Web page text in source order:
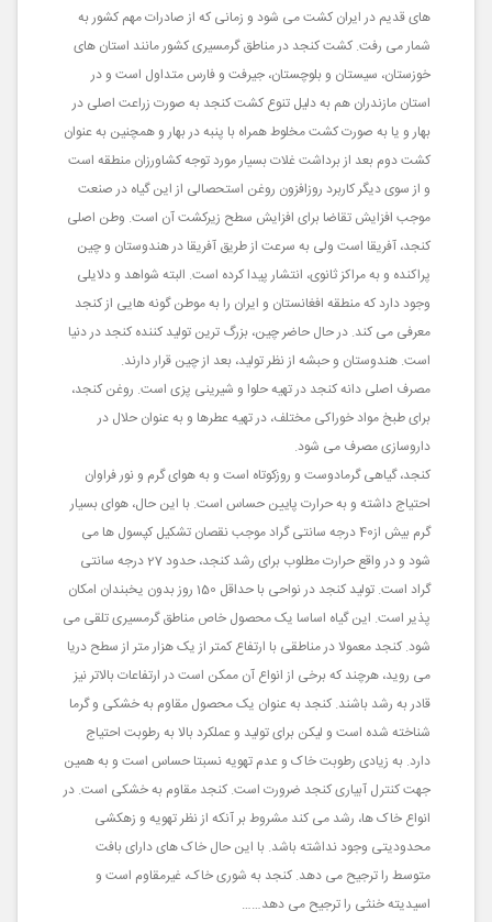
های قدیم در ایران کشت می شود و زمانی که از صادرات مهم کشور به
شمار می رفت. کشت کنجد در مناطق گرمسیری کشور مانند استان های
خوزستان، سیستان و بلوچستان، جیرفت و فارس متداول است و در
استان مازندران هم به دلیل تنوع کشت کنجد به صورت زراعت اصلی در
بهار و یا به صورت کشت مخلوط همراه با پنبه در بهار و همچنین به عنوان
کشت دوم بعد از برداشت غلات بسیار مورد توجه کشاورزان منطقه است
و از سوی دیگر کاربرد روزافزون روغن استحصالی از این گیاه در صنعت
موجب افزایش تقاضا برای افزایش سطح زیرکشت آن است. وطن اصلی
کنجد، آفریقا است ولی به سرعت از طریق آفریقا در هندوستان و چین
پراکنده و به مراکز ثانوی، انتشار پیدا کرده است. البته شواهد و دلایلی
وجود دارد که منطقه افغانستان و ایران را به موطن گونه هایی از کنجد
معرفی می کند. در حال حاضر چین، بزرگ ترین تولید کننده کنجد در دنیا
است. هندوستان و حبشه از نظر تولید، بعد از چین قرار دارند.
مصرف اصلی دانه کنجد در تهیه حلوا و شیرینی پزی است. روغن کنجد،
برای طبخ مواد خوراکی مختلف، در تهیه عطرها و به عنوان حلال در
داروسازی مصرف می شود.
کنجد، گیاهی گرمادوست و روزکوتاه است و به هوای گرم و نور فراوان
احتیاج داشته و به حرارت پایین حساس است. با این حال، هوای بسیار
گرم بیش از40 درجه سانتی گراد موجب نقصان تشکیل کپسول ها می
شود و در واقع حرارت مطلوب برای رشد کنجد، حدود 27 درجه سانتی
گراد است. تولید کنجد در نواحی با حداقل 150 روز بدون یخبندان امکان
پذیر است. این گیاه اساسا یک محصول خاص مناطق گرمسیری تلقی می
شود. کنجد معمولا در مناطقی با ارتفاع کمتر از یک هزار متر از سطح دریا
می روید، هرچند که برخی از انواع آن ممکن است در ارتفاعات بالاتر نیز
قادر به رشد باشند. کنجد به عنوان یک محصول مقاوم به خشکی و گرما
شناخته شده است و لیکن برای تولید و عملکرد بالا به رطوبت احتیاج
دارد. به زیادی رطوبت خاک و عدم تهویه نسبتا حساس است و به همین
جهت کنترل آبیاری کنجد ضرورت است. کنجد مقاوم به خشکی است. در
انواع خاک ها، رشد می کند مشروط بر آنکه از نظر تهویه و زهکشی
محدودیتی وجود نداشته باشد. با این حال خاک های دارای بافت
متوسط را ترجیح می دهد. کنجد به شوری خاک، غیرمقاوم است و
اسیدیته خنثی را ترجیح می دهد……